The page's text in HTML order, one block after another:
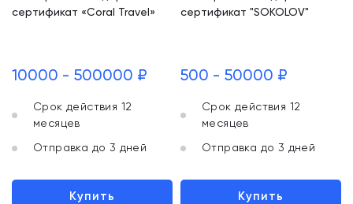
сертификат «Coral Travel»
10000 - 500000 ₽
Срок действия 12
месяцев
Отправка до 3 дней
Купить
сертификат "SOKOLOV"
500 - 50000 ₽
Срок действия 12
месяцев
Отправка до 3 дней
Купить